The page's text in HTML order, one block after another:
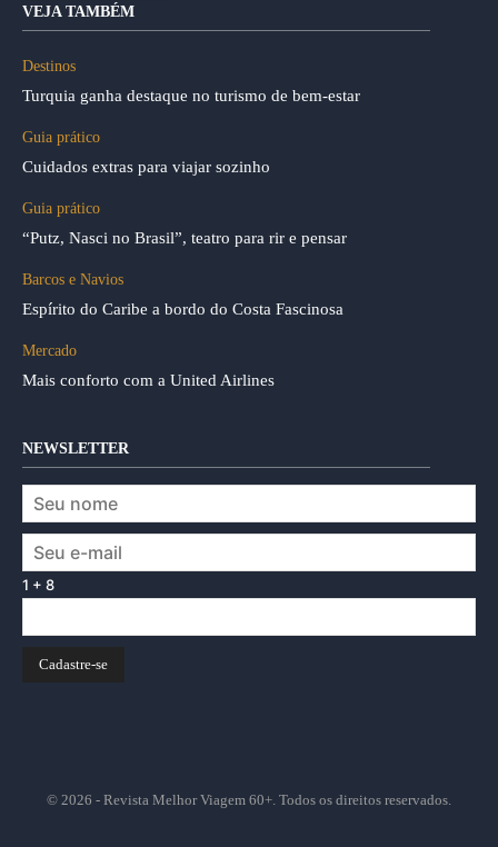
VEJA TAMBÉM
Destinos
Turquia ganha destaque no turismo de bem-estar
Guia prático
Cuidados extras para viajar sozinho
Guia prático
“Putz, Nasci no Brasil”, teatro para rir e pensar
Barcos e Navios
Espírito do Caribe a bordo do Costa Fascinosa
Mercado
Mais conforto com a United Airlines
NEWSLETTER
1 + 8
© 2026 - Revista Melhor Viagem 60+. Todos os direitos reservados.